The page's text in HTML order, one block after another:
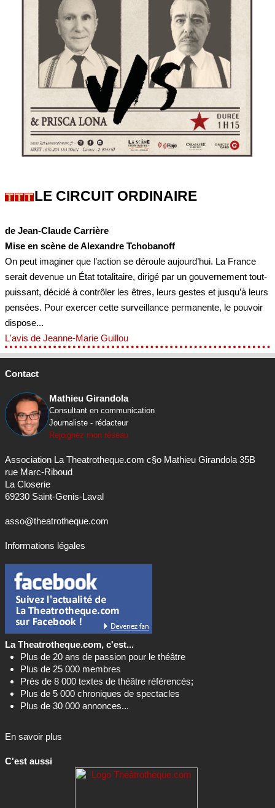
LE CIRCUIT ORDINAIRE
de Jean-Claude Carrière
Mise en scène de Alexandre Tchobanoff
On peut imaginer que l’action se déroule aujourd’hui. La France
serait devenue un État totalitaire, dirigé par un gouvernement tout-
puissant, décidé à contrôler les êtres, leurs gestes et jusqu’à leurs
pensées. Pour exercer cette surveillance permanente, le pouvoir
dispose...
L'avis de Jeanne-Marie Guillou
Contact
Mathieu Girandola
Consultant en communication
Journaliste - rédacteur
Rejoignez mon réseau
Association La Theatrotheque.com c§o Mathieu Girandola 35B
rue Marc-Riboud
La Closerie
69230 Saint-Genis-Laval
asso@theatrotheque.com
Informations légales
La Theatrotheque.com, c'est...
Plus de 20 ans de passion pour le théâtre
Plus de 25 000 membres
Près de 8 000 textes de théâtre référencés;
Plus de 5 000 chroniques de spectacles
Plus de 30 000 annonces...
En savoir plus
C'est aussi